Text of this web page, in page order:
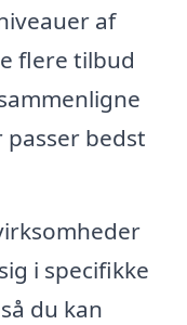
af
flere tilbud
bedst
i specifikke
du kan